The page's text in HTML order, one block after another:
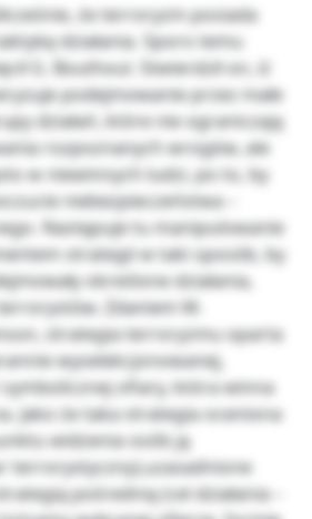
że terroryzm posiada
działania. Sporo temu
G. Bouthoul. Stwierdził on, iż
podejmowanie przez małe
działań, które nie ograniczają
rozpoznanych wrogów, ale
w niewinnych ludzi, po to, by
niebezpieczeństwa –
Następuje tu manipulowanie
strategii w taki sposób, by
określone działania,
Zdaniem M.
strategia terroryzmu oparta
wyselekcjonowanej,
ofiary, która winna
Jako że taka strategia oceniona
widzenia osób ją
terrorystyczny),uzasadnione
pośrednią (cel działania –